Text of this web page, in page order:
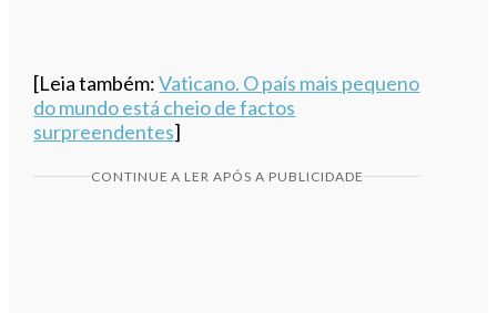
[Leia também:Vaticano. O país mais pequeno
do mundo está cheio de factos
surpreendentes]
CONTINUE A LER APÓS A PUBLICIDADE